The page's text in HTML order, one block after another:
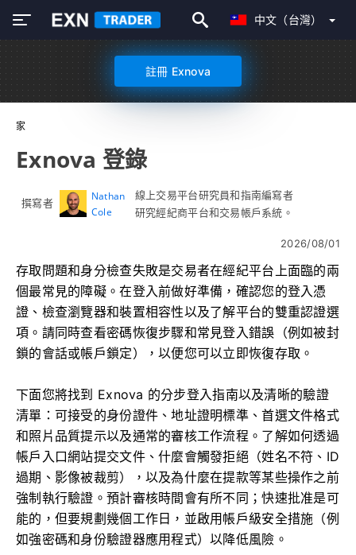
中文（台灣）
註冊 Exnova
家
Exnova 登錄
撰寫者
Nathan
Cole
線上交易平台研究員和指南編寫者
研究經紀商平台和交易帳戶系統。
2026/08/01
存取問題和身分檢查失敗是交易者在經紀平台上面臨的兩
個最常見的障礙。在登入前做好準備，確認您的登入憑
證、檢查瀏覽器和裝置相容性以及了解平台的雙重認證選
項。請同時查看密碼恢復步驟和常見登入錯誤（例如被封
鎖的會話或帳戶鎖定），以便您可以立即恢復存取。
下面您將找到 Exnova 的分步登入指南以及清晰的驗證
清單：可接受的身份證件、地址證明標準、首選文件格式
和照片品質提示以及通常的審核工作流程。了解如何透過
帳戶入口網站提交文件、什麼會觸發拒絕（姓名不符、ID
過期、影像被裁剪），以及為什麼在提款等某些操作之前
強制執行驗證。預計審核時間會有所不同；快速批准是可
能的，但要規劃幾個工作日，並啟用帳戶級安全措施（例
如強密碼和身份驗證器應用程式）以降低風險。